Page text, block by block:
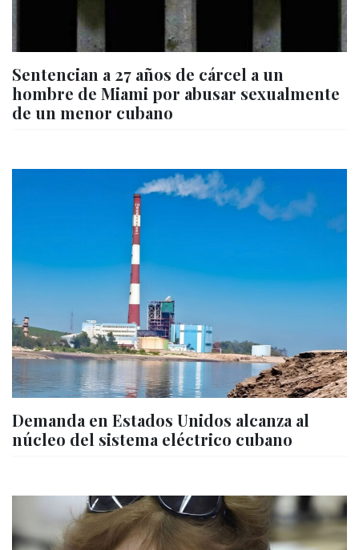
Sentencian a 27 años de cárcel a un
hombre de Miami por abusar sexualmente
de un menor cubano
Demanda en Estados Unidos alcanza al
núcleo del sistema eléctrico cubano